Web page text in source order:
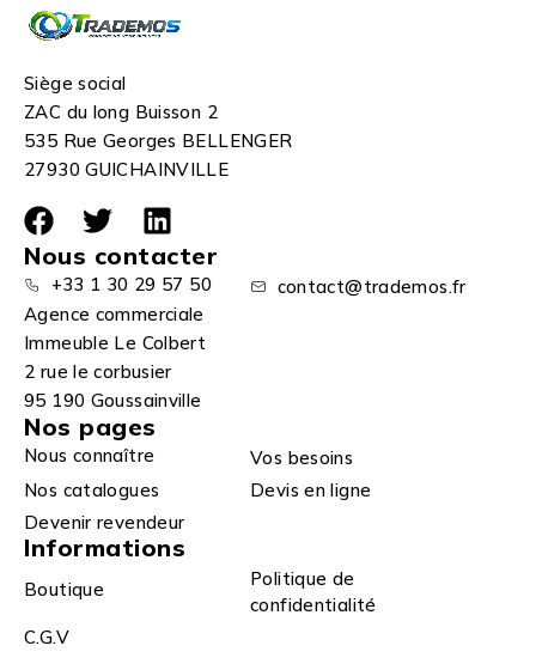
Siège social
ZAC du long Buisson 2
535 Rue Georges BELLENGER
27930 GUICHAINVILLE
Nous contacter
+33 1 30 29 57 50
contact@trademos.fr
Agence commerciale
Immeuble Le Colbert
2 rue le corbusier
95 190 Goussainville
Nos pages
Nous connaître
Vos besoins
Nos catalogues
Devis en ligne
Devenir revendeur
Informations
Boutique
Politique de
confidentialité
C.G.V